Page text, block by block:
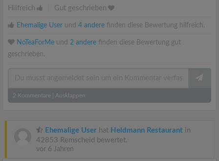
Hilfreich Gut geschrieben
Ehemalige User und 4 andere finden diese Bewertung hilfreich.
NoTeaForMe und 2 andere finden diese Bewertung gut
geschrieben.
2 Kommentare Ausklappen
Ehemalige User hat Heldmann Restaurant in
42853 Remscheid bewertet.
vor 6 Jahren